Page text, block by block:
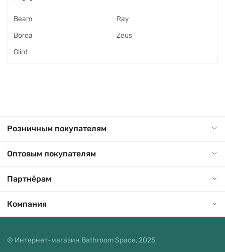
Beam
Borea
Glint
Ray
Zeus
Розничным покупателям
Оптовым покупателям
Партнёрам
Компания
© Интернет-магазин Bathroom Space, 2025